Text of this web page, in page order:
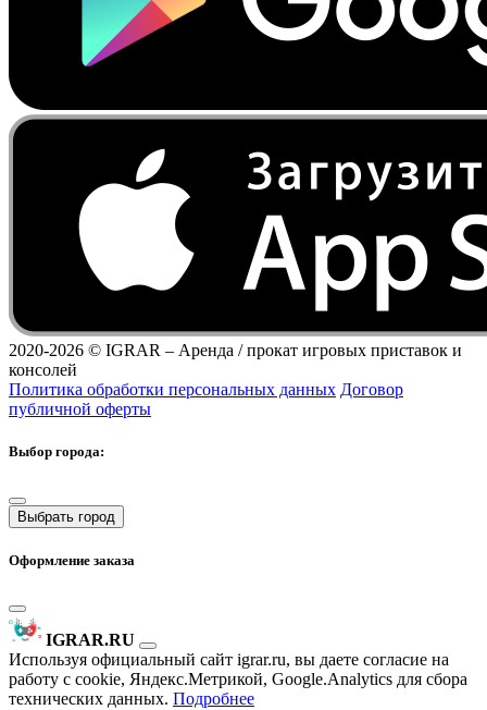
2020-2026 © IGRAR – Аренда / прокат игровых приставок и
консолей
Политика обработки персональных данных Договор
публичной оферты
Выбор города:
Выбрать город
Оформление заказа
IGRAR.RU
Используя официальный сайт igrar.ru, вы даете согласие на
работу с cookie, Яндекс.Метрикой, Google.Analytics для сбора
технических данных. Подробнее